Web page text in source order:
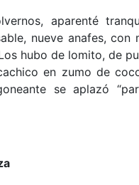
aparenté
nueve anafes,
hubo de lomito, de
en zumo de
se aplazó